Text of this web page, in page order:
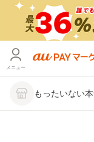
メニュー
もったいない